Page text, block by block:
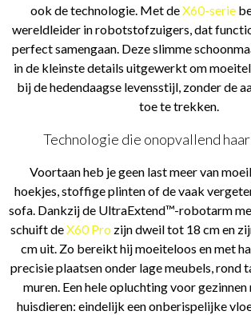
ook de technologie. Met deX60-serie
wereldleider in robotstofzuigers, dat
perfect samengaan. Deze slimme
in de kleinste details uitgewerkt om
bij de hedendaagse levensstijl, zonder de
toe te trekken.
Technologie die onopvallend
Voortaan heb je geen last meer van
hoekjes, stoffige plinten of de vaak
sofa. Dankzij de UltraExtend™-robotarm
schuift deX60 Pro zijn dweil tot 18 cm en
cm uit. Zo bereikt hij moeiteloos en met
precisie plaatsen onder lage meubels, rond
muren. Een hele opluchting voor
huisdieren: eindelijk een onberispelijke